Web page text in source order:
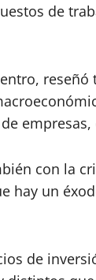
de
con la
hay un
de